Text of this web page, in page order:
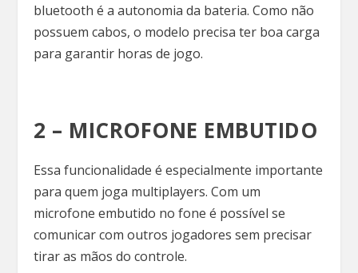
bluetooth é a autonomia da bateria. Como não
possuem cabos, o modelo precisa ter boa carga
para garantir horas de jogo.
2 – MICROFONE EMBUTIDO
Essa funcionalidade é especialmente importante
para quem joga multiplayers. Com um
microfone embutido no fone é possível se
comunicar com outros jogadores sem precisar
tirar as mãos do controle.